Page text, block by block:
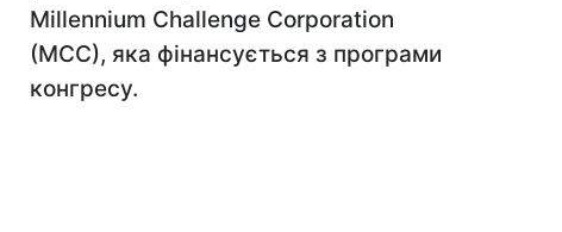
Millennium Challenge Corporation
(MCC), яка фінансується з програми
конгресу.